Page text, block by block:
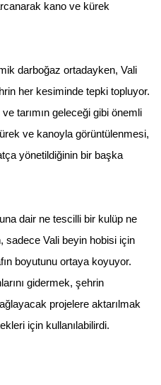
kano ve kürek
darboğaz ortadayken, Vali
her kesiminde tepki topluyor.
ve tarımın geleceği gibi önemli
ve kanoyla görüntülenmesi,
yönetildiğinin bir başka
dair ne tescilli bir kulüp ne
sadece Vali beyin hobisi için
boyutunu ortaya koyuyor.
gidermek, şehrin
projelere aktarılmak
için kullanılabilirdi.